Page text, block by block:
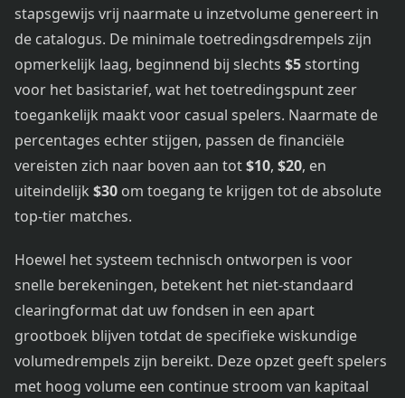
stapsgewijs vrij naarmate u inzetvolume genereert in
de catalogus. De minimale toetredingsdrempels zijn
opmerkelijk laag, beginnend bij slechts $5storting
voor het basistarief, wat het toetredingspunt zeer
toegankelijk maakt voor casual spelers. Naarmate de
percentages echter stijgen, passen de financiële
vereisten zich naar boven aan tot$10, $20, en
uiteindelijk $30 om toegang te krijgen tot de absolute
top-tier matches.
Hoewel het systeem technisch ontworpen is voor
snelle berekeningen, betekent het niet-standaard
clearingformat dat uw fondsen in een apart
grootboek blijven totdat de specifieke wiskundige
volumedrempels zijn bereikt. Deze opzet geeft spelers
met hoog volume een continue stroom van kapitaal